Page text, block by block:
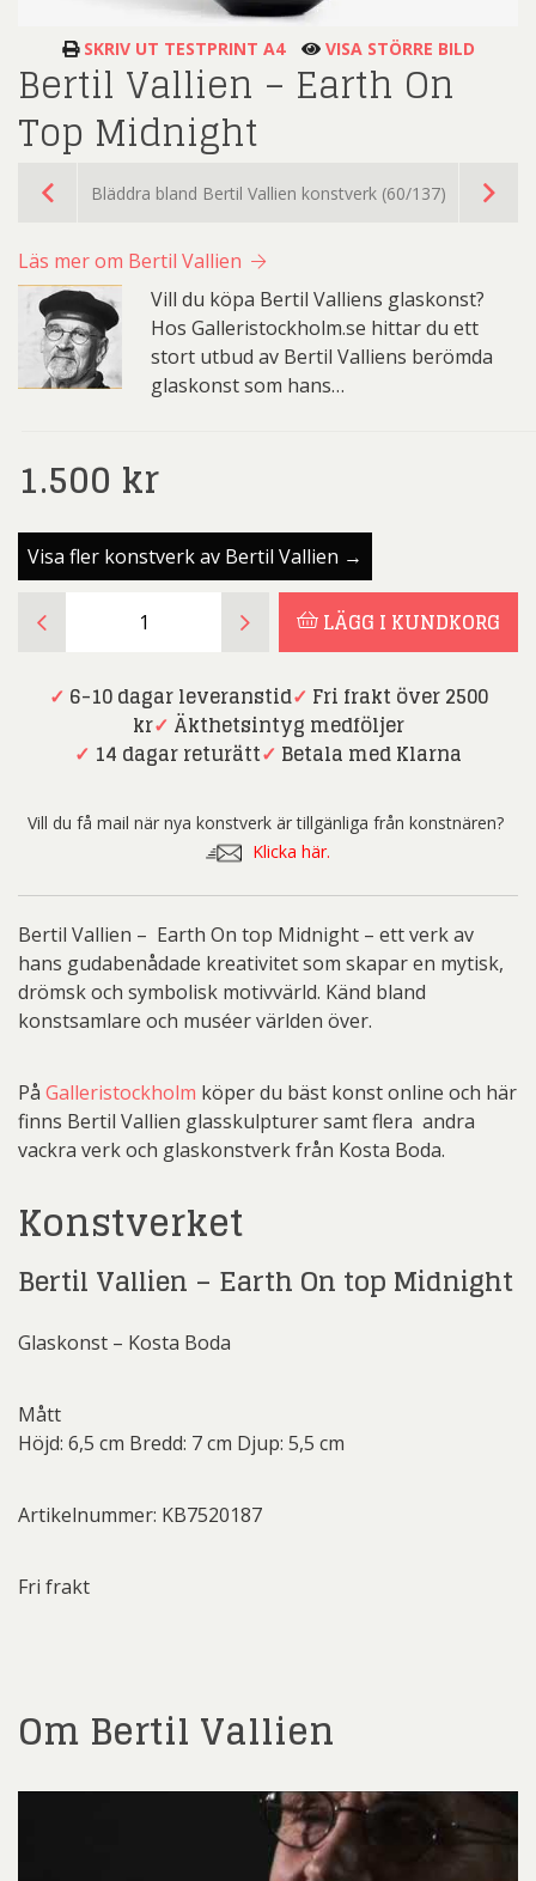
SKRIV UT TESTPRINT A4 VISA STÖRRE BILD
Bertil Vallien – Earth On
Top Midnight
Bläddra bland Bertil Vallien konstverk (60/137)
Läs mer om Bertil Vallien
Vill du köpa Bertil Valliens glaskonst?
Hos Galleristockholm.se hittar du ett
stort utbud av Bertil Valliens berömda
glaskonst som hans…
1.500 kr
Visa fler konstverk av Bertil Vallien →
Vallien
Earth
LÄGG I KUNDKORG
✓ 6-10 dagar leveranstid✓ Fri frakt över 2500
kr✓ Äkthetsintyg medföljer
✓ 14 dagar returätt✓ Betala med Klarna
Vill du få mail när nya konstverk är tillgänliga från konstnären?
Klicka här.
Bertil Vallien – Earth On top Midnight – ett verk av
hans gudabenådade kreativitet som skapar en mytisk,
drömsk och symbolisk motivvärld. Känd bland
konstsamlare och muséer världen över.
På Galleristockholm köper du bäst konst online och här
finns Bertil Vallien glasskulpturer samt flera andra
vackra verk och glaskonstverk från Kosta Boda.
Konstverket
Bertil Vallien – Earth On top Midnight
Glaskonst – Kosta Boda
Mått
Höjd: 6,5 cm Bredd: 7 cm Djup: 5,5 cm
Artikelnummer: KB7520187
Fri frakt
Om Bertil Vallien